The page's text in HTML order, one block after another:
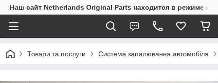
Наш сайт Netherlands Original Parts находится в режиме
Товари та послуги Система запалювання автомобіля